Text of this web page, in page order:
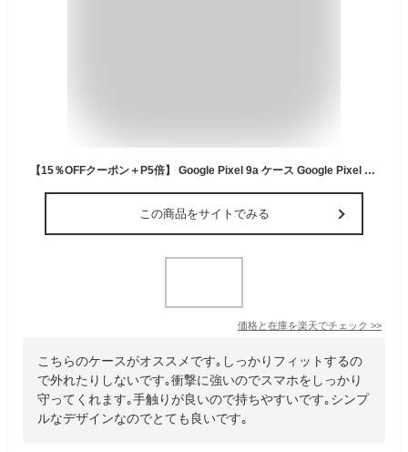
【15％OFFクーポン＋P5倍】 Google Pixel 9a ケース Google Pixel 9 ケース Pixel 9 Pro ケース Pixel 9 Pro XL Pixel 8a Pixel8 Pro Pixel 8 Pixel 7a Pixel7 Pro Pixel 7 Pixel 6a Pixel6 Pro Pixel 6 カバー ソフトケース クリア 耐衝撃 tpu かわいい 透明
この商品をサイトでみる
価格と在庫を楽天でチェック >>
こちらのケースがオススメです｡しっかりフィットするの
で外れたりしないです｡衝撃に強いのでスマホをしっかり
守ってくれます｡手触りが良いので持ちやすいです｡シンプ
ルなデザインなのでとても良いです｡